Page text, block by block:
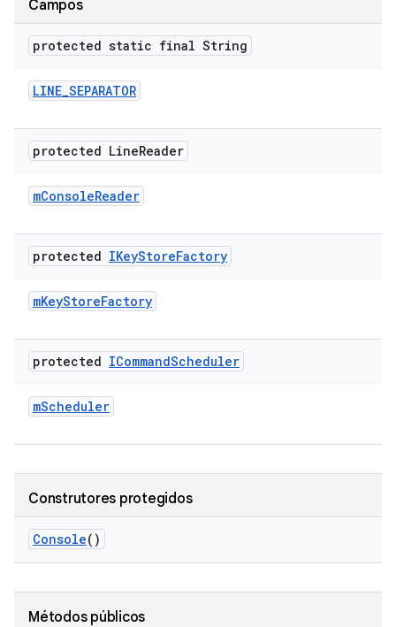
Campos
protected static final String
LINE_SEPARATOR
protected LineReader
mConsoleReader
protected IKeyStoreFactory
mKeyStoreFactory
protected ICommandScheduler
mScheduler
Construtores protegidos
Console()
Métodos públicos